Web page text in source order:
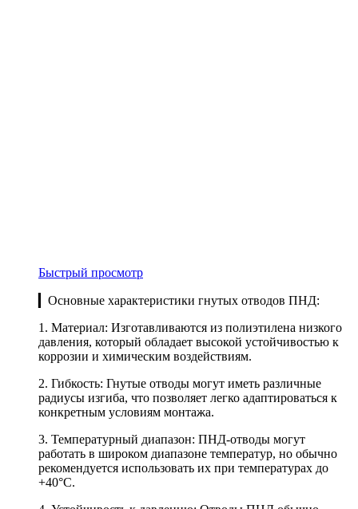
Быстрый просмотр
▎Основные характеристики гнутых отводов ПНД:
1. Материал: Изготавливаются из полиэтилена низкого
давления, который обладает высокой устойчивостью к
коррозии и химическим воздействиям.
2. Гибкость: Гнутые отводы могут иметь различные
радиусы изгиба, что позволяет легко адаптироваться к
конкретным условиям монтажа.
3. Температурный диапазон: ПНД-отводы могут
работать в широком диапазоне температур, но обычно
рекомендуется использовать их при температурах до
+40°C.